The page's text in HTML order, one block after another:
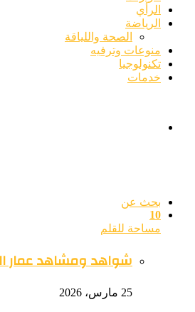
الرأي
الرياضة
الصحة واللياقة
منوعات وترفيه
تكنولوجيا
خدمات
بحث عن
10
مساحة للقلم
شواهد ومشاهد عمار
25 مارس، 2026